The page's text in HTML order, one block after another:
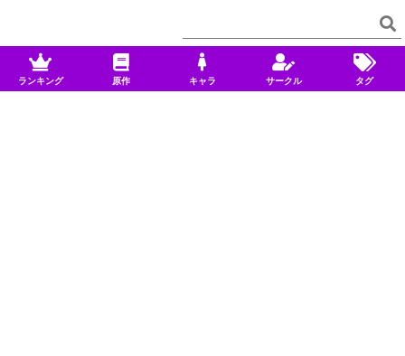
ランキング 原作 キャラ サークル タグ